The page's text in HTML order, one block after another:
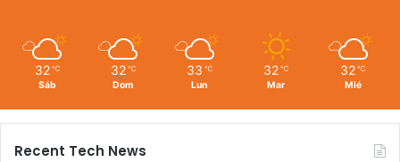
32 ℃
Sáb
32 ℃
Dom
33 ℃
Lun
32 ℃
Mar
32 ℃
Mié
Recent Tech News